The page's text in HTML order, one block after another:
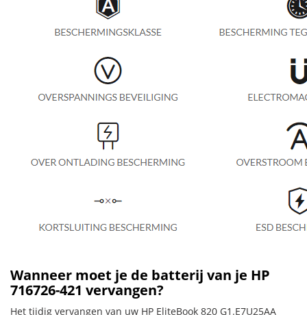
Wanneer moet je de batterij van je HP
716726-421 vervangen?
Het tijdig vervangen van uw HP EliteBook 820 G1.E7U25AA